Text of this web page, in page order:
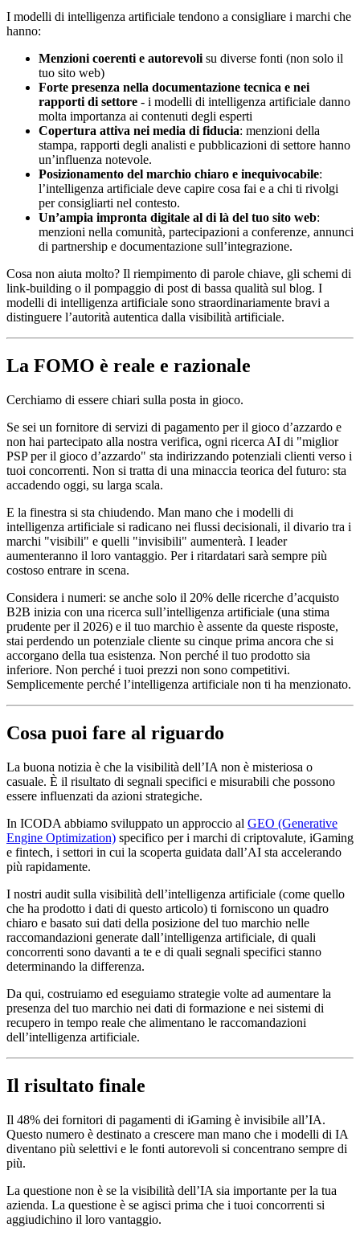
I modelli di intelligenza artificiale tendono a consigliare i marchi che
hanno:
Menzioni coerenti e autorevolisu diverse fonti (non solo il
tuo sito web)
Forte presenza nella documentazione tecnica e nei
rapporti di settore - i modelli di intelligenza artificiale danno
molta importanza ai contenuti degli esperti
Copertura attiva nei media di fiducia: menzioni della
stampa, rapporti degli analisti e pubblicazioni di settore hanno
un’influenza notevole.
Posizionamento del marchio chiaro e inequivocabile:
l’intelligenza artificiale deve capire cosa fai e a chi ti rivolgi
per consigliarti nel contesto.
Un’ampia impronta digitale al di là del tuo sito web:
menzioni nella comunità, partecipazioni a conferenze, annunci
di partnership e documentazione sull’integrazione.
Cosa non aiuta molto? Il riempimento di parole chiave, gli schemi di
link-building o il pompaggio di post di bassa qualità sul blog. I
modelli di intelligenza artificiale sono straordinariamente bravi a
distinguere l’autorità autentica dalla visibilità artificiale.
La FOMO è reale e razionale
Cerchiamo di essere chiari sulla posta in gioco.
Se sei un fornitore di servizi di pagamento per il gioco d’azzardo e
non hai partecipato alla nostra verifica, ogni ricerca AI di "miglior
PSP per il gioco d’azzardo" sta indirizzando potenziali clienti verso i
tuoi concorrenti. Non si tratta di una minaccia teorica del futuro: sta
accadendo oggi, su larga scala.
E la finestra si sta chiudendo. Man mano che i modelli di
intelligenza artificiale si radicano nei flussi decisionali, il divario tra i
marchi "visibili" e quelli "invisibili" aumenterà. I leader
aumenteranno il loro vantaggio. Per i ritardatari sarà sempre più
costoso entrare in scena.
Considera i numeri: se anche solo il 20% delle ricerche d’acquisto
B2B inizia con una ricerca sull’intelligenza artificiale (una stima
prudente per il 2026) e il tuo marchio è assente da queste risposte,
stai perdendo un potenziale cliente su cinque prima ancora che si
accorgano della tua esistenza. Non perché il tuo prodotto sia
inferiore. Non perché i tuoi prezzi non sono competitivi.
Semplicemente perché l’intelligenza artificiale non ti ha menzionato.
Cosa puoi fare al riguardo
La buona notizia è che la visibilità dell’IA non è misteriosa o
casuale. È il risultato di segnali specifici e misurabili che possono
essere influenzati da azioni strategiche.
In ICODA abbiamo sviluppato un approccio al GEO (Generative
Engine Optimization) specifico per i marchi di criptovalute, iGaming
e fintech, i settori in cui la scoperta guidata dall’AI sta accelerando
più rapidamente.
I nostri audit sulla visibilità dell’intelligenza artificiale (come quello
che ha prodotto i dati di questo articolo) ti forniscono un quadro
chiaro e basato sui dati della posizione del tuo marchio nelle
raccomandazioni generate dall’intelligenza artificiale, di quali
concorrenti sono davanti a te e di quali segnali specifici stanno
determinando la differenza.
Da qui, costruiamo ed eseguiamo strategie volte ad aumentare la
presenza del tuo marchio nei dati di formazione e nei sistemi di
recupero in tempo reale che alimentano le raccomandazioni
dell’intelligenza artificiale.
Il risultato finale
Il 48% dei fornitori di pagamenti di iGaming è invisibile all’IA.
Questo numero è destinato a crescere man mano che i modelli di IA
diventano più selettivi e le fonti autorevoli si concentrano sempre di
più.
La questione non è se la visibilità dell’IA sia importante per la tua
azienda. La questione è se agisci prima che i tuoi concorrenti si
aggiudichino il loro vantaggio.